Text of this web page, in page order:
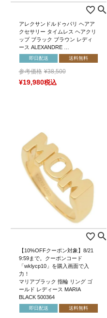
アレクサンドルドゥパリ ヘアア
クセサリー タイムレス ヘアクリ
ップ ブラック ブラウン レディ
ース ALEXANDRE …
即日配送 送料無料
参考価格 ¥38,500
¥19,980税込
【10%OFFクーポン対象】8/21
9:59まで。クーポンコード
「wklycp10」を購入画面で入
力！
マリアブラック 指輪 リング ゴ
ールド レディース MARIA
BLACK 500364
即日配送 送料無料